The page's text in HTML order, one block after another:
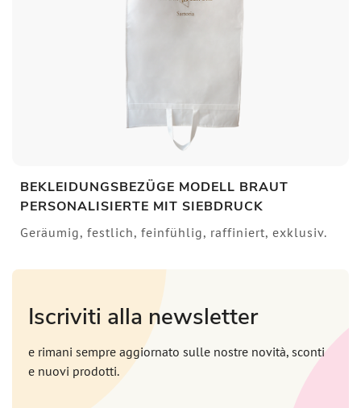
BEKLEIDUNGSBEZÜGE MODELL BRAUT
PERSONALISIERTE MIT SIEBDRUCK
Geräumig, festlich, feinfühlig, raffiniert, exklusiv.
Iscriviti alla newsletter
e rimani sempre aggiornato sulle nostre novità, sconti
e nuovi prodotti.